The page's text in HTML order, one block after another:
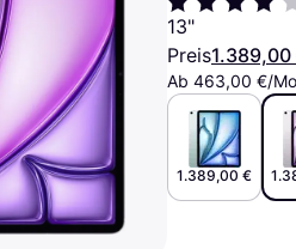
Tagen
Ratenzahlung
Alle Shops
13"
Preis1.389,00
Ab 463,00 €/
1.389,00 €